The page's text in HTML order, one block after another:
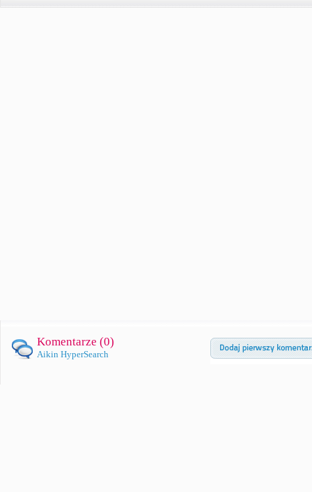
Komentarze (0)
Aikin HyperSearch